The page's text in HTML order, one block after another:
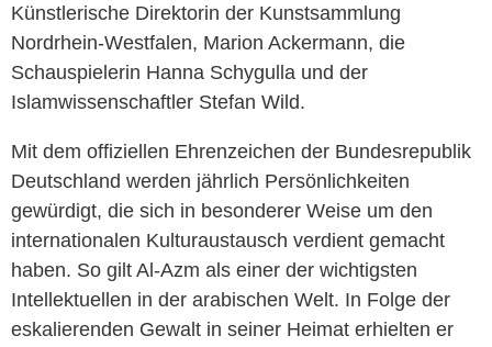
Künstlerische Direktorin der Kunstsammlung
Nordrhein-Westfalen, Marion Ackermann, die
Schauspielerin Hanna Schygulla und der
Islamwissenschaftler Stefan Wild.
Mit dem offiziellen Ehrenzeichen der Bundesrepublik
Deutschland werden jährlich Persönlichkeiten
gewürdigt, die sich in besonderer Weise um den
internationalen Kulturaustausch verdient gemacht
haben. So gilt Al-Azm als einer der wichtigsten
Intellektuellen in der arabischen Welt. In Folge der
eskalierenden Gewalt in seiner Heimat erhielten er